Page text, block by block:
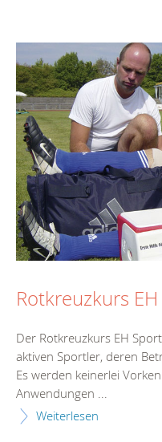
Rotkreuzkurs
Der Rotkreuzkurs EH
aktiven Sportler, deren
Es werden keinerlei
Anwendungen ...
Weiterlesen